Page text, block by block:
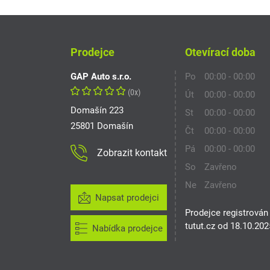
Prodejce
GAP Auto s.r.o.
(0x)
Domašín 223
25801 Domašín
Zobrazit kontakt
Napsat prodejci
Nabídka prodejce
Otevírací doba
Po
00:00 - 00:00
Út
00:00 - 00:00
St
00:00 - 00:00
Čt
00:00 - 00:00
Pá
00:00 - 00:00
So
Zavřeno
Ne
Zavřeno
Prodejce registrován
tutut.cz od